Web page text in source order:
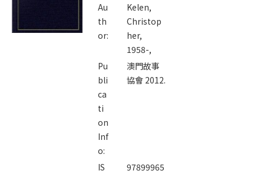
Au
th
or:
Kelen,
Christop
her,
1958-,
Pu
bli
ca
ti
on
Inf
o:
澳門故事
協會 2012.
IS
97899965